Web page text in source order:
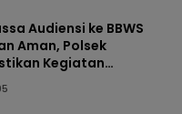
Audiensi ke BBWS
Aman, Polsek
Kegiatan